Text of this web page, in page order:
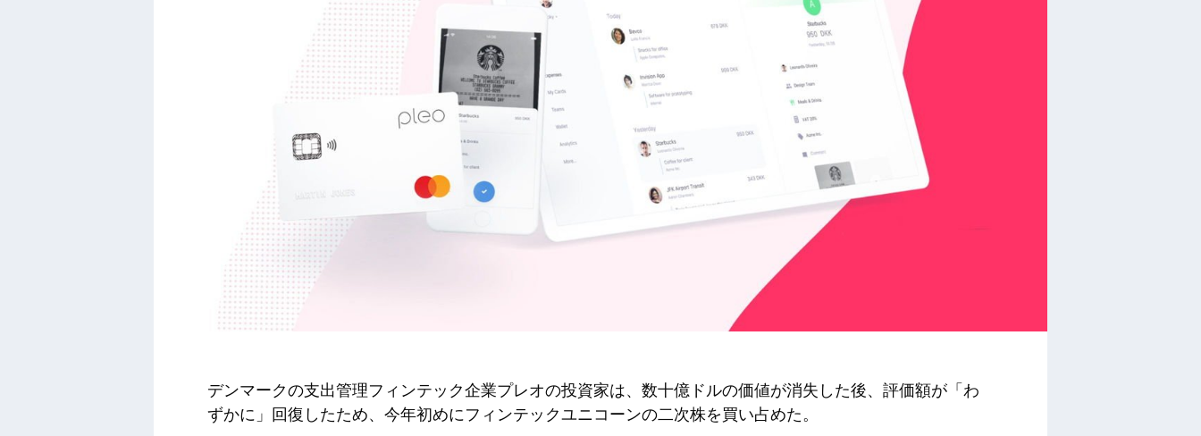
デンマークの支出管理フィンテック企業プレオの投資家は、数十億ドルの価値が消失した後、評価額が「わ
ずかに」回復したため、今年初めにフィンテックユニコーンの二次株を買い占めた。